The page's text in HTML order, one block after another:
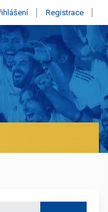
Registrace